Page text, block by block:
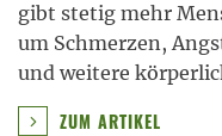
gibt stetig mehr
um Schmerzen,
und weitere
ZUM ARTIKEL